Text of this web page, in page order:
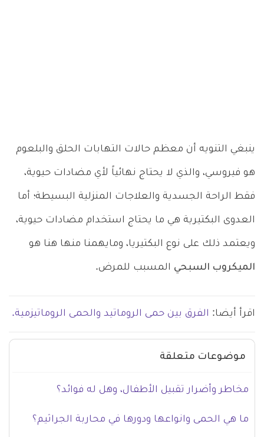
ينبغي التنويه أن معظم حالات التهابات الحلق والبلعوم
هو فيروسي، والذي لا يحتاج نهائياً لأي مضادات حيوية،
فقط الراحة الجسدية والعلاجات المنزلية البسيطة؛ أما
العدوى البكتيرية هي ما يحتاج استخدام مضادات حيوية،
ويعتمد ذلك على نوع البكتيريا، ومايهمنا منها هنا هو
الميكروب السبحي المسبب للمرض.
اقرأ أيضا: الفرق بين حمى الروماتيد والحمى الروماتيزمية.
موضوعات متعلقة
مخاطر وأضرار تقبيل الأطفال، وهل له فوائد؟
ما هي الحمى وانواعها ودورها في محاربة الجراثيم؟